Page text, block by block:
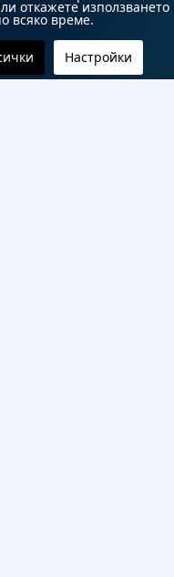
откажете използването
всяко време.
Настройки